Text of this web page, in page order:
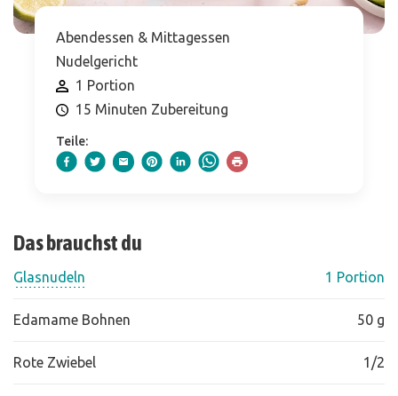
Abendessen & Mittagessen
Nudelgericht
1 Portion
15 Minuten Zubereitung
Teile:
Das brauchst du
Glasnudeln 1 Portion
Edamame Bohnen 50 g
Rote Zwiebel 1/2